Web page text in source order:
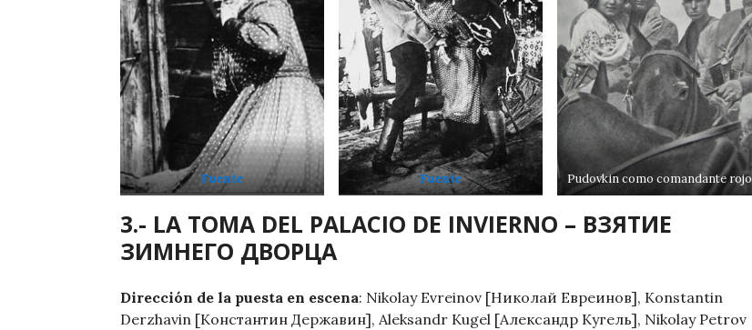
Fuente Fuente Pudovkin como comandante rojo
3.- LA TOMA DEL PALACIO DE INVIERNO – ВЗЯТИЕ
ЗИМНЕГО ДВОРЦА
Dirección de la puesta en escena: Nikolay Evreinov [Николай Евреинов], Konstantin
Derzhavin [Константин Державин], Aleksandr Kugel [Александр Кугель], Nikolay Petrov